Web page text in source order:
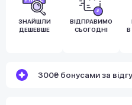
ЗНАЙШЛИ
ДЕШЕВШЕ
ВІДПРАВИМО
СЬОГОДНІ
В
300₴ бонусами за